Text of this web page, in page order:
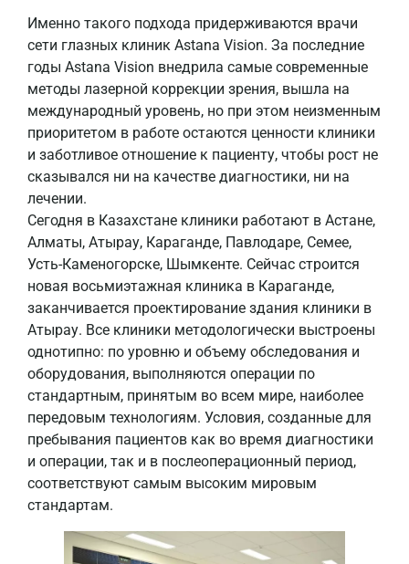
Именно такого подхода придерживаются врачи
сети глазных клиник Astana Vision. За последние
годы Astana Vision внедрила самые современные
методы лазерной коррекции зрения, вышла на
международный уровень, но при этом неизменным
приоритетом в работе остаются ценности клиники
и заботливое отношение к пациенту, чтобы рост не
сказывался ни на качестве диагностики, ни на
лечении.
Сегодня в Казахстане клиники работают в Астане,
Алматы, Атырау, Караганде, Павлодаре, Семее,
Усть-Каменогорске, Шымкенте. Сейчас строится
новая восьмиэтажная клиника в Караганде,
заканчивается проектирование здания клиники в
Атырау. Все клиники методологически выстроены
однотипно: по уровню и объему обследования и
оборудования, выполняются операции по
стандартным, принятым во всем мире, наиболее
передовым технологиям. Условия, созданные для
пребывания пациентов как во время диагностики
и операции, так и в послеоперационный период,
соответствуют самым высоким мировым
стандартам.